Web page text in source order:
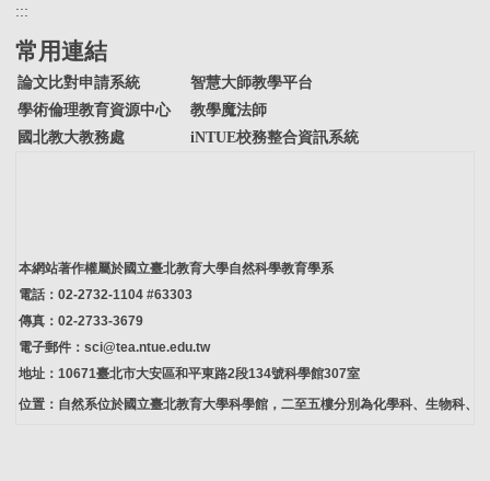
:::
常用連結
論文比對申請系統
智慧大師教學平台
學術倫理教育資源中心
教學魔法師
國北教大教務處
iNTUE校務整合資訊系統
本網站著作權屬於國立臺北教育大學自然科學教育學系
電話：02-2732-1104 #63303
傳真：02-2733-3679
電子郵件：sci@tea.ntue.edu.tw
地址：10671臺北市大安區和平東路2段134號科學館307室
位置：自然系位於國立臺北教育大學科學館，二至五樓分別為化學科、生物科、